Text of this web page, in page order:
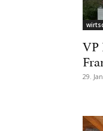
VP
29.